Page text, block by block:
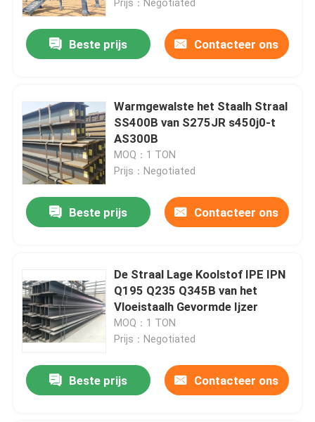
Prijs：Negotiated
Beste prijs Contacteer ons
Warmgewalste het Staalh Straal
SS400B van S275JR s450j0-t
AS300B
MOQ：1 TON
Prijs：Negotiated
Beste prijs Contacteer ons
De Straal Lage Koolstof IPE IPN
Q195 Q235 Q345B van het
Vloeistaalh Gevormde Ijzer
MOQ：1 TON
Prijs：Negotiated
Beste prijs Contacteer ons